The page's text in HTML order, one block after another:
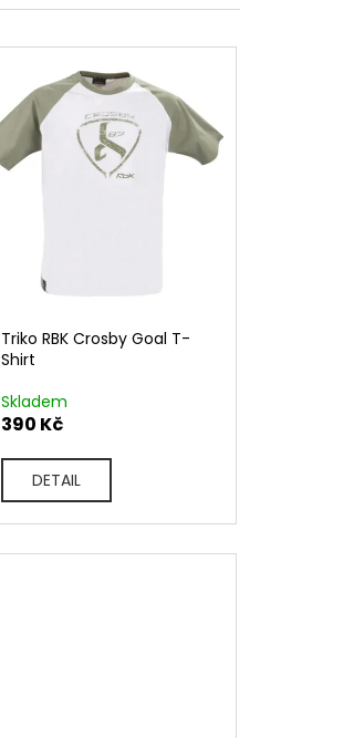
Triko RBK Crosby Goal T-
Shirt
Skladem
390 Kč
DETAIL